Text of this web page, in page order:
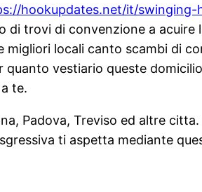
hookupdates.net/it/swinging-
di trovi di convenzione a acuire
locali canto scambi di
vestiario queste
te.
Padova, Treviso ed altre citta.
ti aspetta mediante